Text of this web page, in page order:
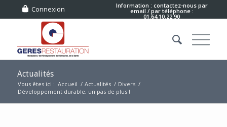
Connexion Information : contactez-nous par
email / par téléphone :
01.64.10.22.90
Actualités
Vous êtes ici : Accueil / Actualités / Divers /
Développement durable, un pas de plus !